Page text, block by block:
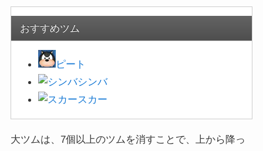
おすすめツム
ピート
シンバ
スカー
大ツムは、7個以上のツムを消すことで、上から降っ